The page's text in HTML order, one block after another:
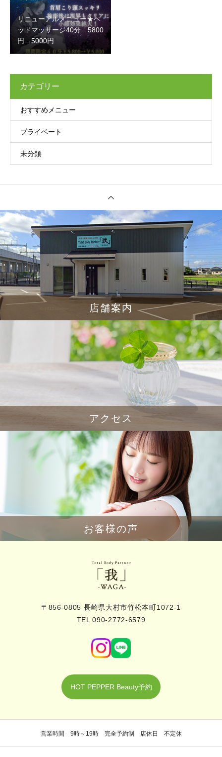
リニューアルメニュー★ヘ
ッドマッサージ40分 5800
円→5000円
カテゴリー
おすすめメニュー
プライベート
未分類
店舗案内
アクセス
お客様の声
〒856-0805 長崎県大村市竹松本町1072-1
TEL 090-2772-6579
HOT PEPPER Beauty予約
営業時間 9時～19時 完全予約制 店休日 不定休